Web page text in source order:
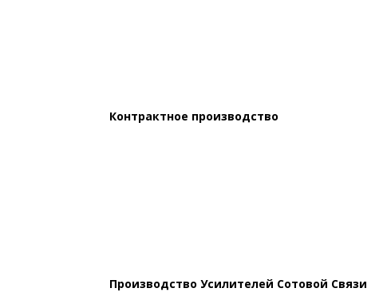
Контрактное производство
Производство Усилителей Сотовой Связи